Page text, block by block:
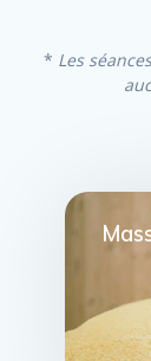
* Les